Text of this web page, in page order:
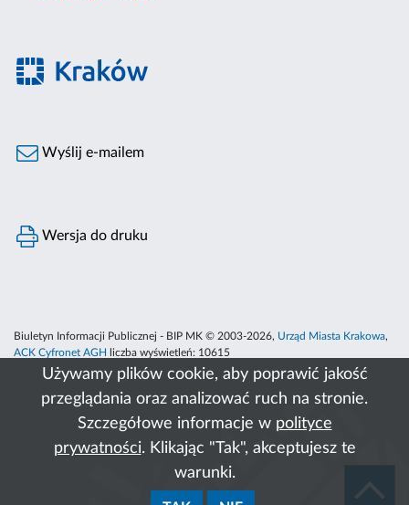
Używamy plików cookie, aby poprawić jakość
przeglądania oraz analizować ruch na stronie.
Szczegółowe informacje w polityce
prywatności. Klikając "Tak", akceptujesz te
warunki.
Wyślij e-mailem
Wersja do druku
Biuletyn Informacji Publicznej - BIP MK © 2003-2026, Urząd Miasta Krakowa,
ACK Cyfronet AGH
liczba wyświetleń: 10615